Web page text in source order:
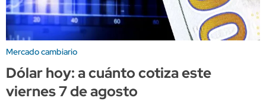
Mercado cambiario
Dólar hoy: a cuánto cotiza este
viernes 7 de agosto